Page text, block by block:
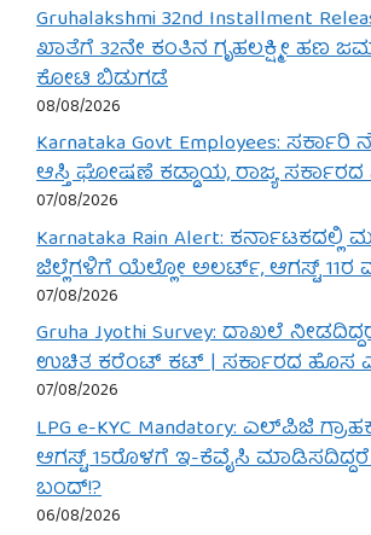
Gruhalakshmi 32nd Installment
ಖಾತೆಗೆ 32ನೇ ಕಂತಿನ ಗೃಹಲಕ್ಷ್ಮೀ ಹಣ
ಕೋಟಿ ಬಿಡುಗಡೆ
08/08/2026
Karnataka Govt Employees:
ಆಸ್ತಿ ಘೋಷಣೆ ಕಡ್ಡಾಯ, ರಾಜ್ಯ
07/08/2026
Karnataka Rain Alert:
ಜಿಲ್ಲೆಗಳಿಗೆ ಯೆಲ್ಲೋ ಅಲರ್ಟ್, ಆಗಸ್ಟ್
07/08/2026
Gruha Jyothi Survey: ದಾಖಲೆ
ಉಚಿತ ಕರೆಂಟ್ ಕಟ್ | ಸರ್ಕಾರದ ಹೊಸ
07/08/2026
LPG e-KYC Mandatory: ಎಲ್‌ಪಿಜಿ
ಆಗಸ್ಟ್ 15ರೊಳಗೆ ಇ-ಕೆವೈಸಿ
ಬಂದ್!?
06/08/2026